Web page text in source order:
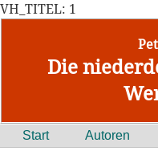
VH_TITEL: 1
Die
Start Autoren